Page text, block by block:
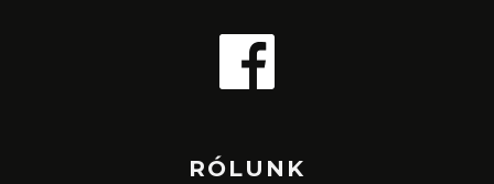
RÓLUNK